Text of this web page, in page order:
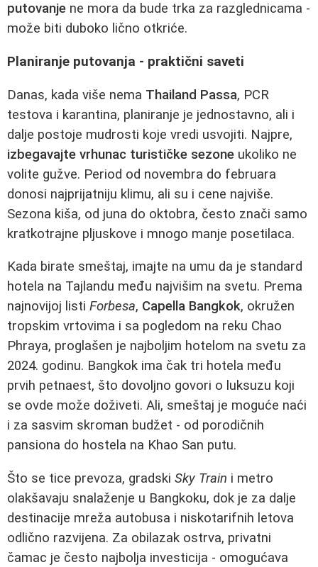
putovanje ne mora da bude trka za razglednicama -
može biti duboko lično otkriće.
Planiranje putovanja - praktični saveti
Danas, kada više nema Thailand Passa, PCR
testova i karantina, planiranje je jednostavno, ali i
dalje postoje mudrosti koje vredi usvojiti. Najpre,
izbegavajte vrhunac turističke sezone ukoliko ne
volite gužve. Period od novembra do februara
donosi najprijatniju klimu, ali su i cene najviše.
Sezona kiša, od juna do oktobra, često znači samo
kratkotrajne pljuskove i mnogo manje posetilaca.
Kada birate smeštaj, imajte na umu da je standard
hotela na Tajlandu među najvišim na svetu. Prema
najnovijoj listi Forbesa, Capella Bangkok, okružen
tropskim vrtovima i sa pogledom na reku Chao
Phraya, proglašen je najboljim hotelom na svetu za
2024. godinu. Bangkok ima čak tri hotela među
prvih petnaest, što dovoljno govori o luksuzu koji
se ovde može doživeti. Ali, smeštaj je moguće naći
i za sasvim skroman budžet - od porodičnih
pansiona do hostela na Khao San putu.
Što se tice prevoza, gradski Sky Train i metro
olakšavaju snalaženje u Bangkoku, dok je za dalje
destinacije mreža autobusa i niskotarifnih letova
odlično razvijena. Za obilazak ostrva, privatni
čamac je često najbolja investicija - omogućava